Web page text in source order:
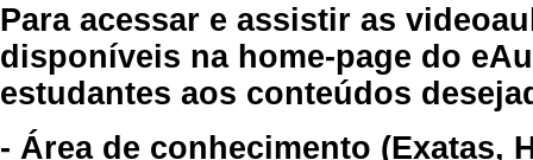
Para acessar e assistir as
disponíveis na home-page do
estudantes aos conteúdos
- Área de conhecimento (Exatas,